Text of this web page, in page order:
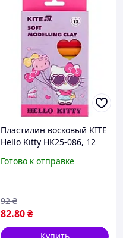
Пластилин восковый KITE
Hello Kitty HK25-086, 12
Готово к отправке
82.80₴
92 ₴